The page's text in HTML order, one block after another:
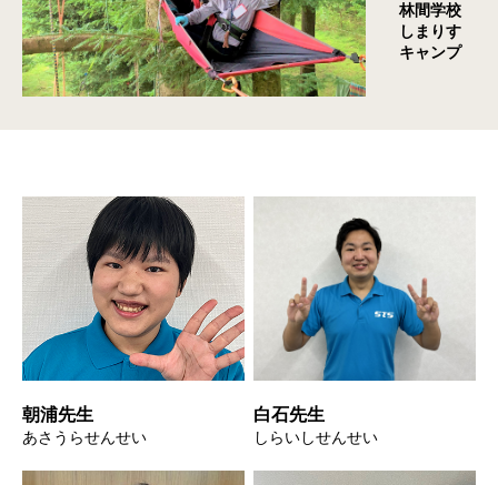
林間学校
しまりす
キャンプ
朝浦先生
あさうらせんせい
白石先生
しらいしせんせい